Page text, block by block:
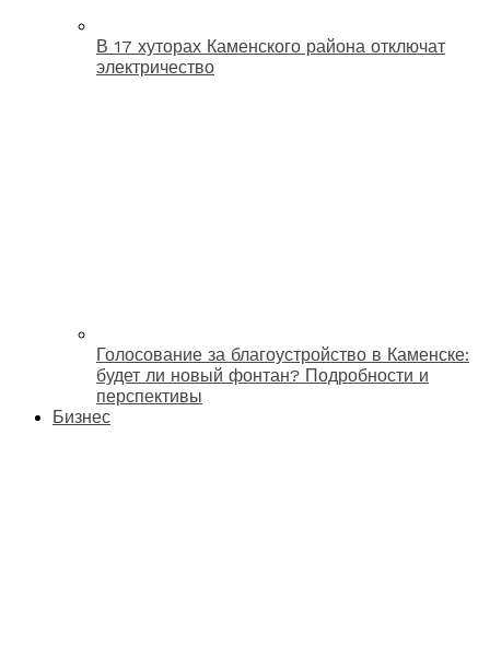
В 17 хуторах Каменского района отключат
электричество
Голосование за благоустройство в Каменске:
будет ли новый фонтан? Подробности и
перспективы
Бизнес